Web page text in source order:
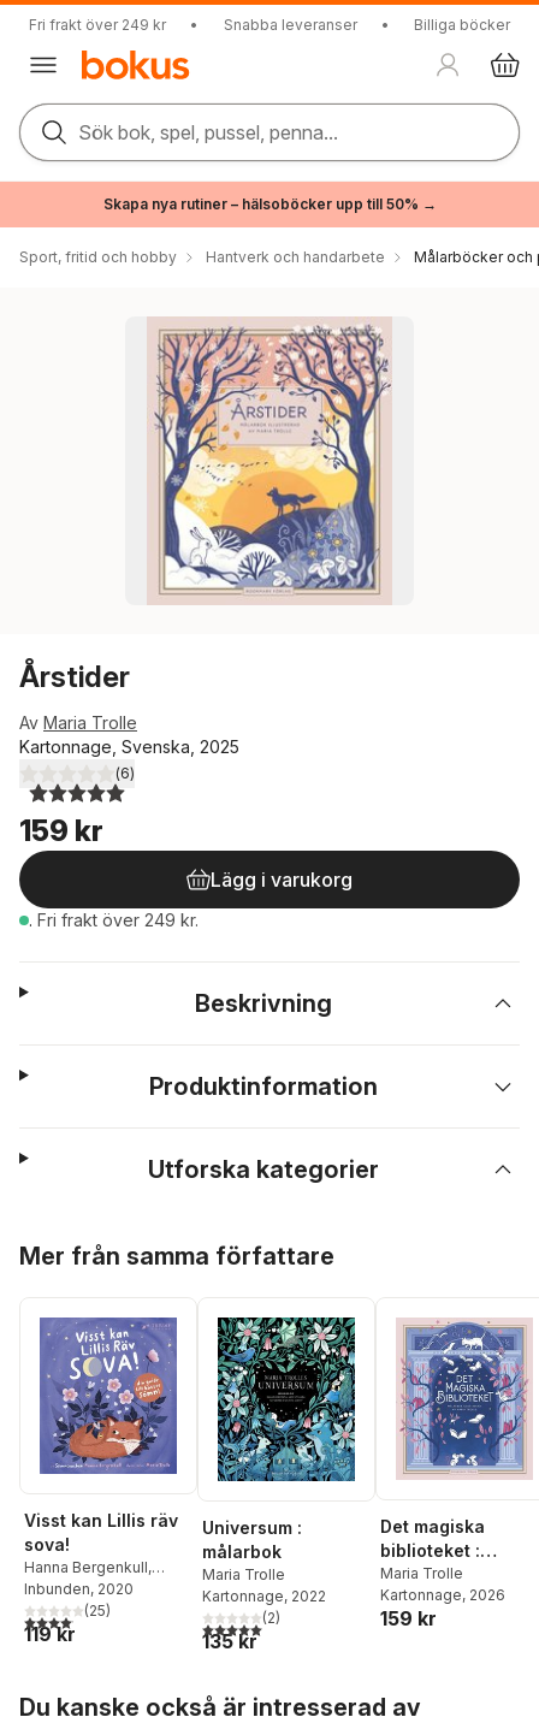
Fri frakt över 249 kr • Snabba leveranser • Billiga böcker
Sök bok, spel, pussel, penna...
Skapa nya rutiner – hälsoböcker upp till 50% →
Sport, fritid och hobby Hantverk och handarbete Målarböcker
Årstider
Av Maria Trolle
Kartonnage, Svenska, 2025
5,0utav 5 stjärnor. Totalt antal röster:
(6)
159 kr
Lägg i varukorg
. Fri frakt över 249 kr.
Beskrivning
Produktinformation
Utforska kategorier
Mer från samma författare
Visst kan Lillis räv
sova!
Hanna Bergenkull,
Maria Trolle
Inbunden, 2020
4,1utav 5 stjärnor. Totalt antal röster:
(25)
119 kr
Universum :
målarbok
Maria Trolle
Kartonnage, 2022
5,0utav 5 stjärnor. Totalt antal röster:
(2)
135 kr
Det magiska
biblioteket :
Målarbok
Maria Trolle
Kartonnage, 2026
159 kr
Du kanske också är intresserad av